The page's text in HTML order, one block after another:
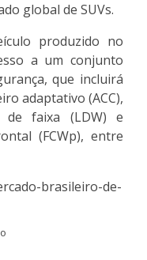
global de SUVs.
produzido no
a um conjunto
que incluirá
adaptativo (ACC),
de faixa (LDW) e
(FCWp), entre